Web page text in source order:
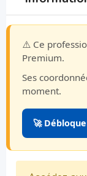
⚠️ Ce
Premium.
Ses
moment.
🚀